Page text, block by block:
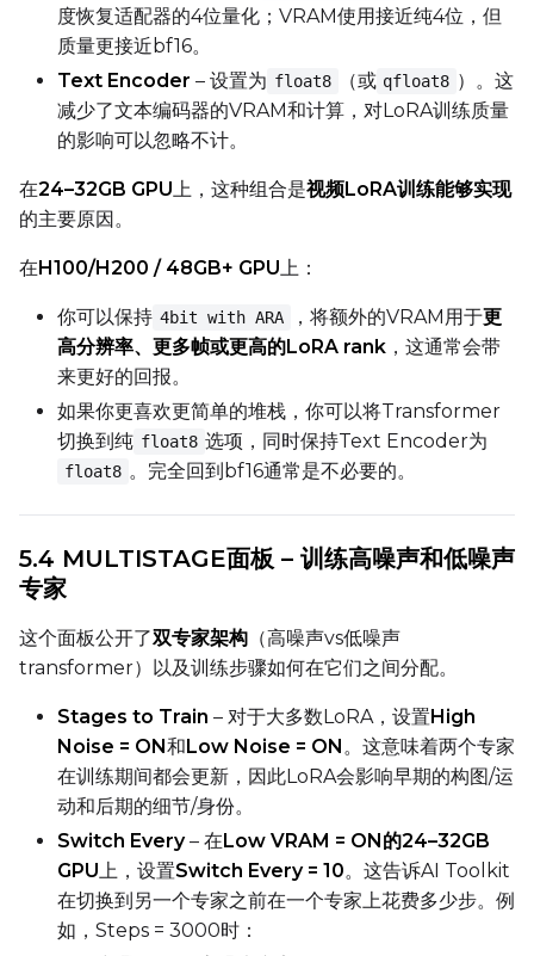
Seed
Height
Seed
LoRA Scale
度恢复适配器的4位量化；VRAM使用接近纯4位，但
质量更接近bf16。
Text Encoder – 设置为 float8 （或 qfloat8 ）。这
减少了文本编码器的VRAM和计算，对LoRA训练质量
的影响可以忽略不计。
在24–32GB GPU上，这种组合是视频LoRA训练能够实现
的主要原因。
在H100/H200 / 48GB+ GPU上：
你可以保持 4bit with ARA ，将额外的VRAM用于更
高分辨率、更多帧或更高的LoRA rank ，这通常会带
来更好的回报。
如果你更喜欢更简单的堆栈，你可以将Transformer
切换到纯 float8 选项，同时保持Text Encoder为
float8 。完全回到bf16通常是不必要的。
5.4 MULTISTAGE面板 – 训练高噪声和低噪声
专家
这个面板公开了双专家架构 （高噪声vs低噪声
transformer）以及训练步骤如何在它们之间分配。
Stages to Train – 对于大多数LoRA，设置High
Noise = ON和Low Noise = ON。这意味着两个专家
在训练期间都会更新，因此LoRA会影响早期的构图/运
动和后期的细节/身份。
Switch Every– 在Low VRAM = ON的24–32GB
GPU上，设置Switch Every = 10。这告诉AI Toolkit
在切换到另一个专家之前在一个专家上花费多少步。例
如，Steps = 3000时：